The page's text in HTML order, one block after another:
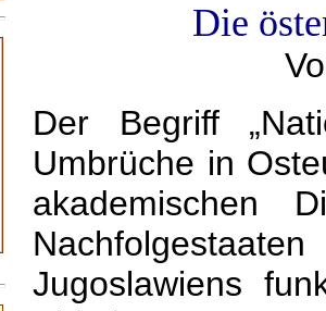
Die
Der Begriff
Umbrüche in
akademischen
Jugoslawiens